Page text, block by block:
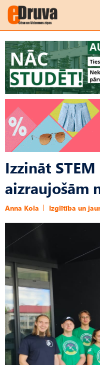
Izzināt
aizraujošām
Anna Kola Izglītība un